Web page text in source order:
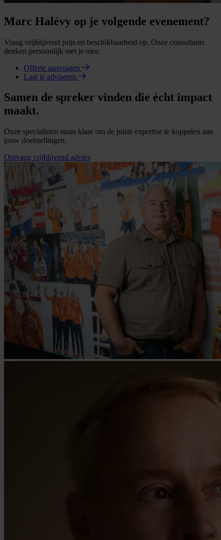
Marc Halévy op je volgende evenement?
Vraag vrijblijvend prijs en beschikbaarheid op. Onze consultants
denken persoonlijk met je mee.
Offerte aanvragen
Laat je adviseren
Samen de spreker vinden die écht impact
maakt.
Onze specialisten staan klaar om de juiste expertise te koppelen aan
jouw doelstellingen.
Ontvang vrijblijvend advies